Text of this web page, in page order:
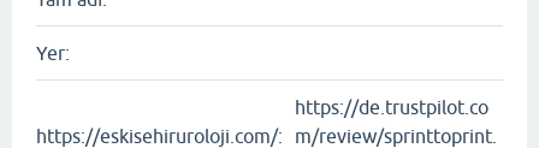
Yer:
https://eskisehiruroloji.com/:
https://de.trustpilot.co
m/review/sprinttoprint.